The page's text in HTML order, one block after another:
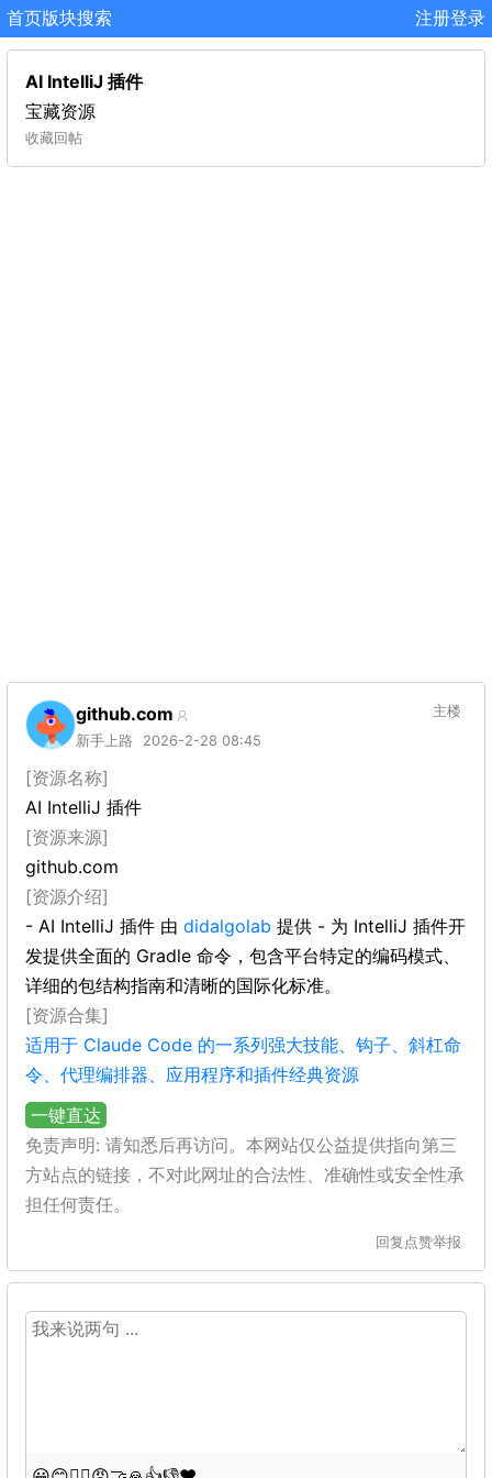
首页版块搜索 注册登录
AI IntelliJ 插件
宝藏资源
收藏回帖
github.com
新手上路 2026-2-28 08:45
主楼
[资源名称]
AI IntelliJ 插件
[资源来源]
github.com
[资源介绍]
- AI IntelliJ 插件 由 didalgolab 提供 - 为 IntelliJ 插件开
发提供全面的 Gradle 命令，包含平台特定的编码模式、
详细的包结构指南和清晰的国际化标准。
[资源合集]
适用于 Claude Code 的一系列强大技能、钩子、斜杠命
令、代理编排器、应用程序和插件经典资源
一键直达
免责声明: 请知悉后再访问。本网站仅公益提供指向第三
方站点的链接，不对此网址的合法性、准确性或安全性承
担任何责任。
回复 点赞举报